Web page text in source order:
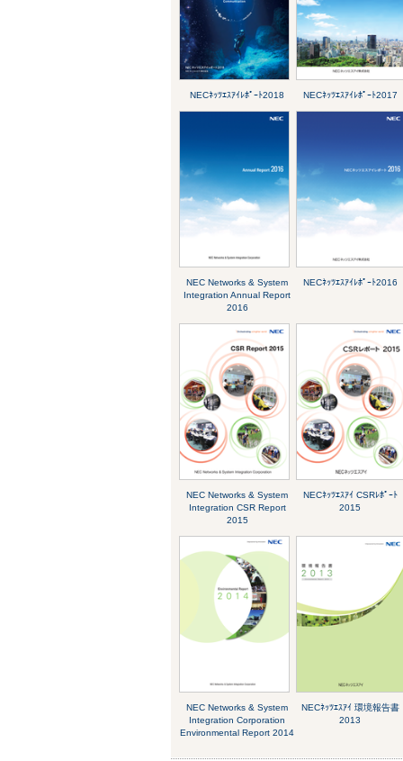
NECﾈｯﾂｴｽｱｲﾚﾎﾟｰﾄ2018 NECﾈｯﾂｴｽｱｲﾚﾎﾟｰﾄ2017
NEC Networks & System
Integration Annual Report
2016
NECﾈｯﾂｴｽｱｲﾚﾎﾟｰﾄ2016
NEC Networks & System
Integration CSR Report
2015
NECﾈｯﾂｴｽｱｲ CSRﾚﾎﾟｰﾄ
2015
NEC Networks & System
Integration Corporation
Environmental Report 2014
NECﾈｯﾂｴｽｱｲ 環境報告書
2013